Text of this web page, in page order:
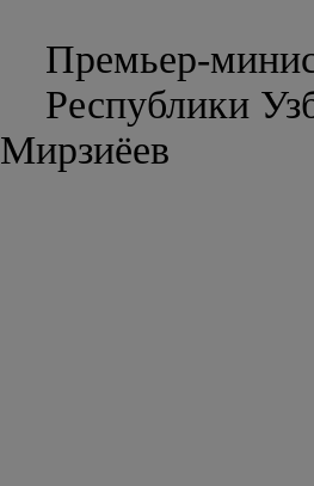
Премьер-
Мирзиёев